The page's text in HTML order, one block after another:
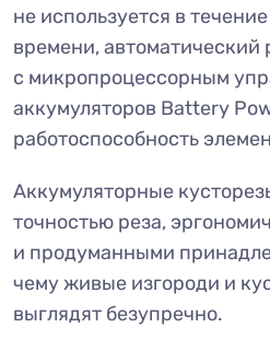
не используется в
времени,
с микропроцессорным
аккумуляторов Battery
работоспособность
Аккумуляторные
точностью реза,
и продуманными
чему живые изгороди и
выглядят безупречно.